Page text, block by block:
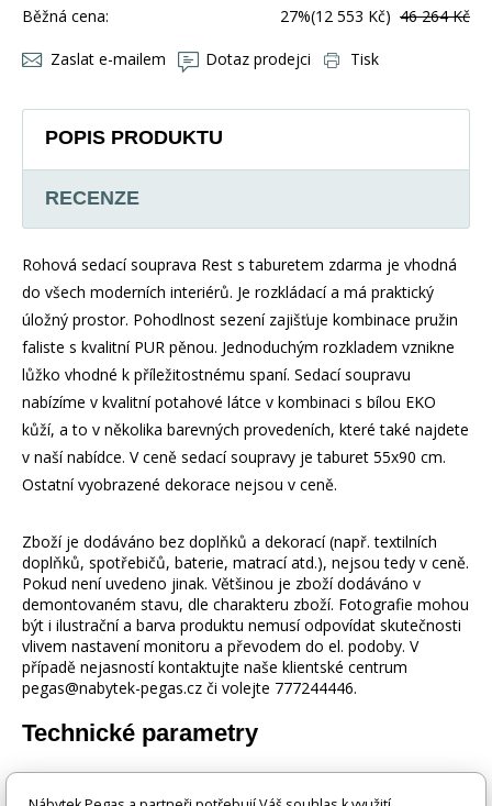
Běžná cena: 27%(12 553 Kč) 46 264 Kč
Zaslat e-mailem Dotaz prodejci Tisk
POPIS PRODUKTU
RECENZE
Rohová sedací souprava Rest s taburetem zdarma je vhodná
do všech moderních interiérů. Je rozkládací a má praktický
úložný prostor. Pohodlnost sezení zajišťuje kombinace pružin
faliste s kvalitní PUR pěnou. Jednoduchým rozkladem vznikne
lůžko vhodné k příležitostnému spaní. Sedací soupravu
nabízíme v kvalitní potahové látce v kombinaci s bílou EKO
kůží, a to v několika barevných provedeních, které také najdete
v naší nabídce. V ceně sedací soupravy je taburet 55x90 cm.
Ostatní vyobrazené dekorace nejsou v ceně.
Zboží je dodáváno bez doplňků a dekorací (např. textilních
doplňků, spotřebičů, baterie, matrací atd.), nejsou tedy v ceně.
Pokud není uvedeno jinak. Většinou je zboží dodáváno v
demontovaném stavu, dle charakteru zboží. Fotografie mohou
být i ilustrační a barva produktu nemusí odpovídat skutečnosti
vlivem nastavení monitoru a převodem do el. podoby. V
případě nejasností kontaktujte naše klientské centrum
pegas@nabytek-pegas.cz či volejte 777244446.
Technické parametry